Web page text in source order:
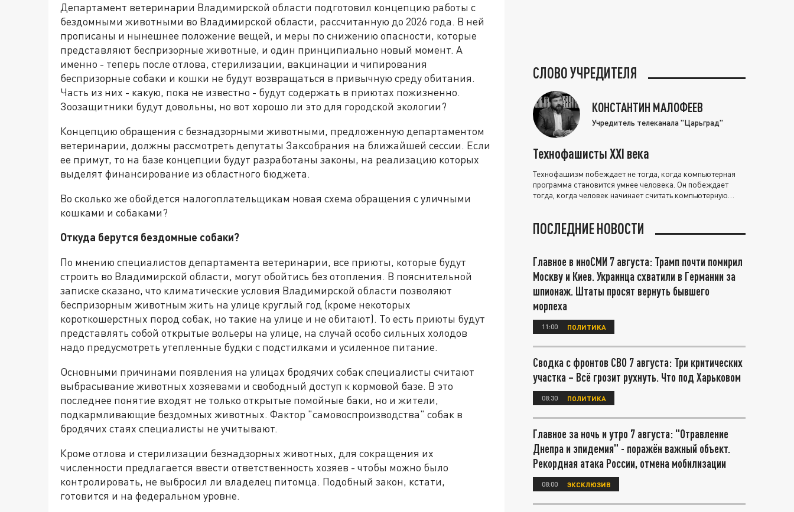
Департамент ветеринарии Владимирской области подготовил концепцию работы с
бездомными животными во Владимирской области, рассчитанную до 2026 года. В ней
прописаны и нынешнее положение вещей, и меры по снижению опасности, которые
представляют беспризорные животные, и один принципиально новый момент. А
именно - теперь после отлова, стерилизации, вакцинации и чипирования
беспризорные собаки и кошки не будут возвращаться в привычную среду обитания.
Часть из них - какую, пока не известно - будут содержать в приютах пожизненно.
Зоозащитники будут довольны, но вот хорошо ли это для городской экологии?
Концепцию обращения с безнадзорными животными, предложенную департаментом
ветеринарии, должны рассмотреть депутаты Заксобрания на ближайшей сессии. Если
ее примут, то на базе концепции будут разработаны законы, на реализацию которых
выделят финансирование из областного бюджета.
Во сколько же обойдется налогоплательщикам новая схема обращения с уличными
кошками и собаками?
Откуда берутся бездомные собаки?
По мнению специалистов департамента ветеринарии, все приюты, которые будут
строить во Владимирской области, могут обойтись без отопления. В пояснительной
записке сказано, что климатические условия Владимирской области позволяют
беспризорным животным жить на улице круглый год (кроме некоторых
короткошерстных пород собак, но такие на улице и не обитают). То есть приюты будут
представлять собой открытые вольеры на улице, на случай особо сильных холодов
надо предусмотреть утепленные будки с подстилками и усиленное питание.
Основными причинами появления на улицах бродячих собак специалисты считают
выбрасывание животных хозяевами и свободный доступ к кормовой базе. В это
последнее понятие входят не только открытые помойные баки, но и жители,
подкармливающие бездомных животных. Фактор "самовоспроизводства" собак в
бродячих стаях специалисты не учитывают.
Кроме отлова и стерилизации безнадзорных животных, для сокращения их
численности предлагается ввести ответственность хозяев - чтобы можно было
контролировать, не выбросил ли владелец питомца. Подобный закон, кстати,
готовится и на федеральном уровне.
СЛОВО УЧРЕДИТЕЛЯ
КОНСТАНТИН МАЛОФЕЕВ
Учредитель телеканала "Царьград"
Технофашисты XXI века
Технофашизм побеждает не тогда, когда компьютерная
программа становится умнее человека. Он побеждает
тогда, когда человек начинает считать компьютерную
ПОСЛЕДНИЕ НОВОСТИ
Главное в иноСМИ 7 августа: Трамп почти помирил
Москву и Киев. Украинца схватили в Германии за
шпионаж. Штаты просят вернуть бывшего
морпеха
11:00 ПОЛИТИКА
Сводка с фронтов СВО 7 августа: Три критических
участка – Всё грозит рухнуть. Что под Харьковом
08:30 ПОЛИТИКА
Главное за ночь и утро 7 августа: "Отравление
Днепра и эпидемия" - поражён важный объект.
Рекордная атака России, отмена мобилизации
08:00 ЭКСКЛЮЗИВ